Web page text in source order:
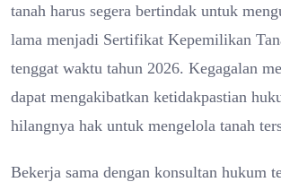
tanah harus segera bertindak untuk
lama menjadi Sertifikat Kepemilikan
tenggat waktu tahun 2026. Kegagalan
dapat mengakibatkan ketidakpastian
hilangnya hak untuk mengelola tanah
Bekerja sama dengan konsultan hukum